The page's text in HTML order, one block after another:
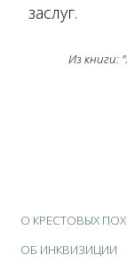
О КРЕСТОВЫХ
ОБ ИНКВИЗИЦИИ
заслуг.
Из книги: